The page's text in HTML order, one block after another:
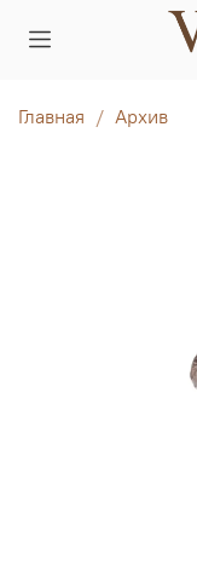
Главная Архив